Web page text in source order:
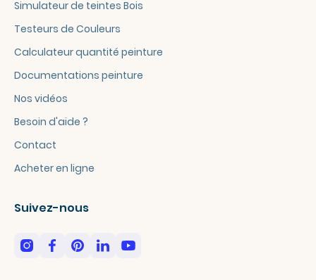
Simulateur de teintes Bois
Testeurs de Couleurs
Calculateur quantité peinture
Documentations peinture
Nos vidéos
Besoin d'aide ?
Contact
Acheter en ligne
Suivez-nous